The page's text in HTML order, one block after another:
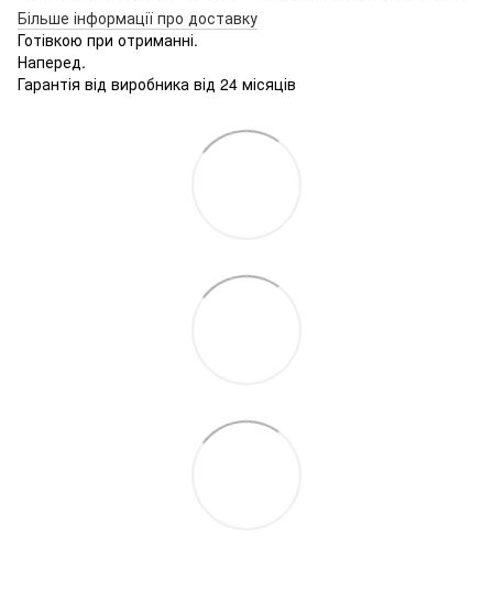
Більше інформації про доставку
Готівкою при отриманні.
Наперед.
Гарантія від виробника від 24 місяців